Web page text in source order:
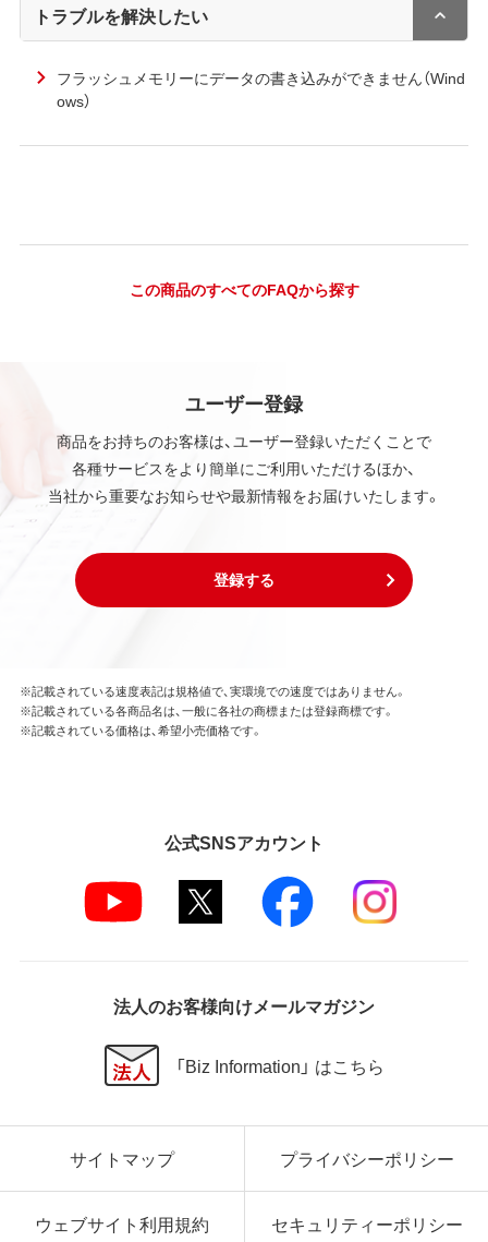
トラブルを解決したい
フラッシュメモリーにデータの書き込みができません（Wind
ows）
この商品のすべてのFAQから探す
ユーザー登録
商品をお持ちのお客様は、ユーザー登録いただくことで
各種サービスをより簡単にご利用いただけるほか、
当社から重要なお知らせや最新情報をお届けいたします。
登録する
※記載されている速度表記は規格値で、実環境での速度ではありません。
※記載されている各商品名は、一般に各社の商標または登録商標です。
※記載されている価格は、希望小売価格です。
公式SNSアカウント
法人のお客様向けメールマガジン
「Biz Information」 はこちら
サイトマップ プライバシーポリシー
ウェブサイト利用規約 セキュリティーポリシー